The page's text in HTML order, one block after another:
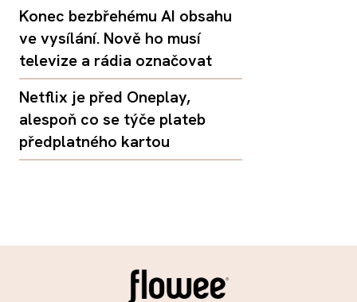
Konec bezbřehému AI obsahu
ve vysílání. Nově ho musí
televize a rádia označovat
Netflix je před Oneplay,
alespoň co se týče plateb
předplatného kartou